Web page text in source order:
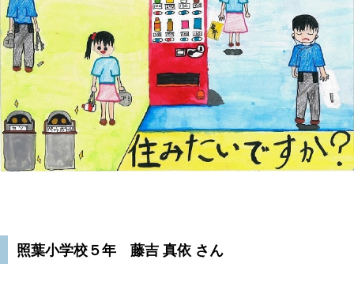
照葉小学校５年 藤吉 真依 さん